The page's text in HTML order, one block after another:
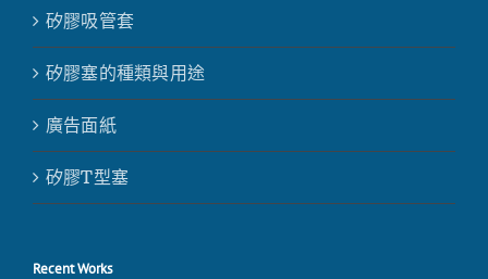
矽膠吸管套
矽膠塞的種類與用途
廣告面紙
矽膠T型塞
Recent Works